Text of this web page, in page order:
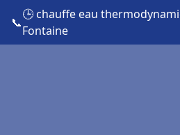
📞
🕒 chauffe eau
Fontaine